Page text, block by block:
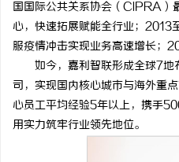
国国际公共关系协会（CIPRA）
心，快速拓展赋能全行业；
服疫情冲击实现业务高速增长；
如今，嘉利智联形成全球7地布
司，实现国内核心城市与海外重
心员工平均经验5年以上，携手
用实力筑牢行业领先地位。
面解析槟榔代理业务的现状与未来